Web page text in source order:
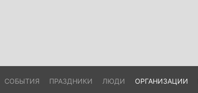
СОБЫТИЯ ПРАЗДНИКИ ЛЮДИ ОРГАНИЗАЦИИ